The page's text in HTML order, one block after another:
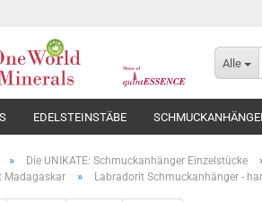
Alle
EDELSTEINSTÄBE
» Die UNIKATE: Schmuckanhänger Einzelstücke
Madagaskar » Labradorit Schmuckanhänger -